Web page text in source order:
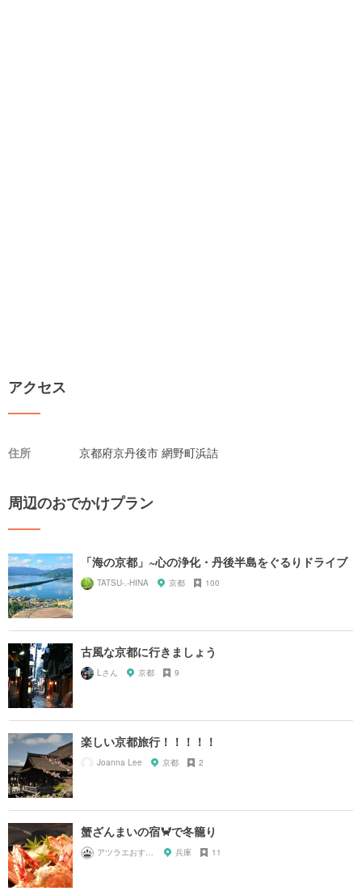
アクセス
住所 京都府京丹後市 網野町浜詰
周辺のおでかけプラン
「海の京都」~心の浄化・丹後半島をぐるりドライブ
TATSU-.-HINA 京都 100
古風な京都に行きましょう
Lさん 京都 9
楽しい京都旅行！！！！！
Joanna Lee 京都 2
蟹ざんまいの宿🦀で冬籠り
兵庫 11